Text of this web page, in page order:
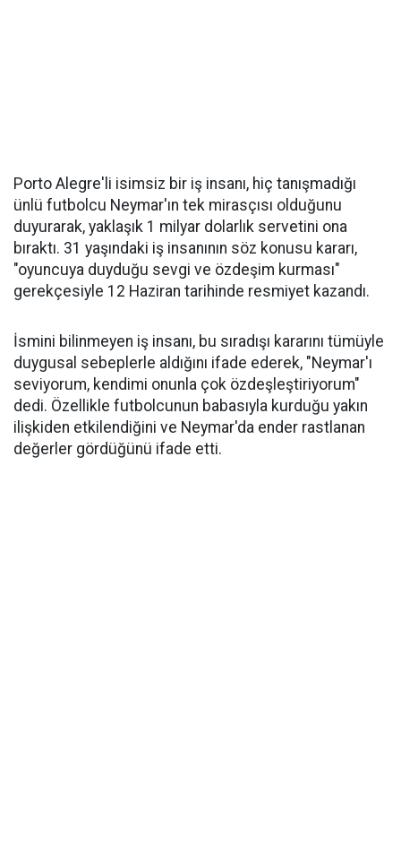
Porto Alegre'li isimsiz bir iş insanı, hiç tanışmadığı
ünlü futbolcu Neymar'ın tek mirasçısı olduğunu
duyurarak, yaklaşık 1 milyar dolarlık servetini ona
bıraktı. 31 yaşındaki iş insanının söz konusu kararı,
"oyuncuya duyduğu sevgi ve özdeşim kurması"
gerekçesiyle 12 Haziran tarihinde resmiyet kazandı.
İsmini bilinmeyen iş insanı, bu sıradışı kararını tümüyle
duygusal sebeplerle aldığını ifade ederek, "Neymar'ı
seviyorum, kendimi onunla çok özdeşleştiriyorum"
dedi. Özellikle futbolcunun babasıyla kurduğu yakın
ilişkiden etkilendiğini ve Neymar'da ender rastlanan
değerler gördüğünü ifade etti.